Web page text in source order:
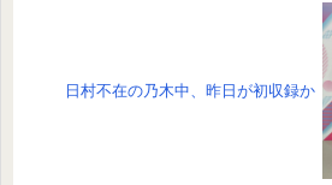
日村不在の乃木中、昨日が初収録か